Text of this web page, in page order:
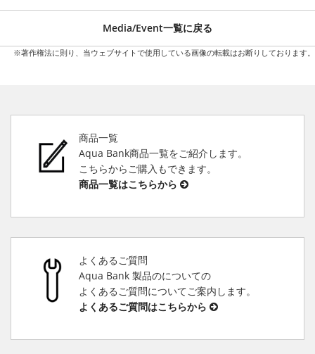
Media/Event一覧に戻る
※著作権法に則り、当ウェブサイトで使用している画像の転載はお断りしております。
商品一覧
Aqua Bank商品一覧をご紹介します。
こちらからご購入もできます。
商品一覧はこちらから
よくあるご質問
Aqua Bank 製品のについての
よくあるご質問についてご案内します。
よくあるご質問はこちらから